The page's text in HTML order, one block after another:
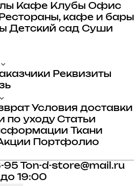
Кафе Клубы Офис
Рестораны, кафе и бары
Детский сад Суши
Реквизиты
Условия доставки
по уходу Статьи
Ткани
Портфолио
95
Ton-d-store@mail.ru
19:00